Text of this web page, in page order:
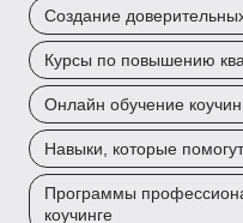
Создание
Курсы по повышению
Онлайн обучение
Навыки, которые
Программы
коучинге